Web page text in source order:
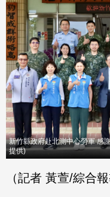
Fac
eBo
ok
Line
新竹縣政府赴北測中心勞軍 感
提供)
（記者 黃萱/綜合報